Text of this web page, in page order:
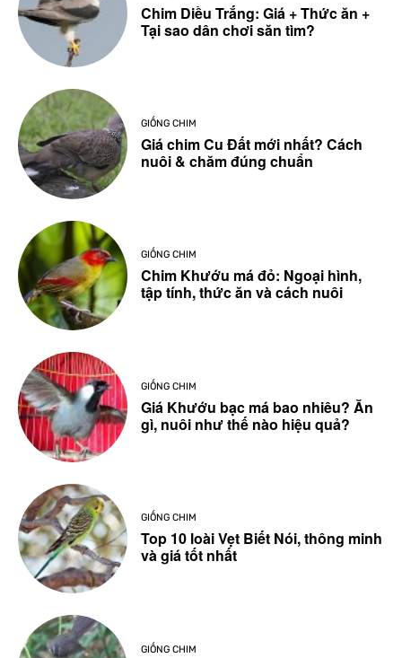
Chim Diều Trắng: Giá + Thức ăn +
Tại sao dân chơi săn tìm?
GIỐNG CHIM
Giá chim Cu Đất mới nhất? Cách
nuôi & chăm đúng chuẩn
GIỐNG CHIM
Chim Khướu má đỏ: Ngoại hình,
tập tính, thức ăn và cách nuôi
GIỐNG CHIM
Giá Khướu bạc má bao nhiêu? Ăn
gì, nuôi như thế nào hiệu quả?
GIỐNG CHIM
Top 10 loài Vẹt Biết Nói, thông minh
và giá tốt nhất
GIỐNG CHIM